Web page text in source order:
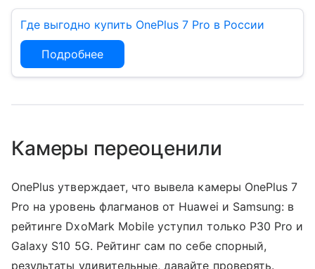
Где выгодно купить OnePlus 7 Pro в России
Подробнее
Камеры переоценили
OnePlus утверждает, что вывела камеры OnePlus 7
Pro на уровень флагманов от Huawei и Samsung: в
рейтинге DxoMark Mobile уступил только P30 Pro и
Galaxy S10 5G. Рейтинг сам по себе спорный,
результаты удивительные, давайте проверять.